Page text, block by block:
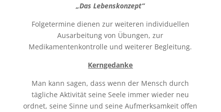
„Das Lebenskonzept“
Folgetermine dienen zur weiteren individuellen
Ausarbeitung von Übungen, zur
Medikamentenkontrolle und weiterer Begleitung.
Kerngedanke
Man kann sagen, dass wenn der Mensch durch
tägliche Aktivität seine Seele immer wieder neu
ordnet, seine Sinne und seine Aufmerksamkeit offen